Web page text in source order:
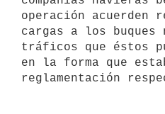
operación acuerden
cargas a los buques
tráficos que éstos
en la forma que